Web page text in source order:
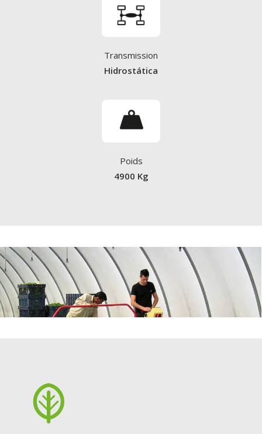
Transmission
Hidrostática
Poids
4900 Kg